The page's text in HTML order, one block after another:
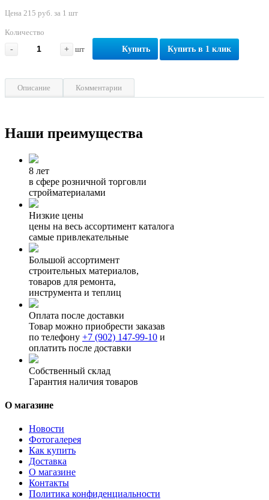
Цена 215 руб. за 1 шт
Количество
-
+ шт Купить Купить в 1 клик
Описание Комментарии
Наши преимущества
8 лет
в сфере розничной торговли
стройматериалами
Низкие цены
цены на весь ассортимент каталога
самые привлекательные
Большой ассортимент
строительных материалов,
товаров для ремонта,
инструмента и теплиц
Оплата после доставки
Товар можно приобрести заказав
по телефону +7 (902) 147-99-10 и
оплатить после доставки
Собственный склад
Гарантия наличия товаров
О магазине
Новости
Фотогалерея
Как купить
Доставка
О магазине
Контакты
Политика конфиденциальности